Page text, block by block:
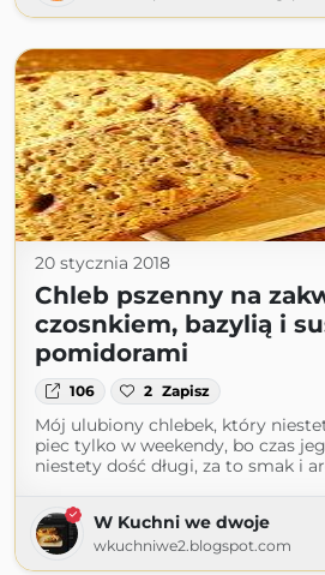
20 stycznia 2018
Chleb pszenny na
czosnkiem, bazylią i
pomidorami
106 2 Zapisz
Mój ulubiony chlebek, który
piec tylko w weekendy, bo czas
niestety dość długi, za to smak i
W Kuchni we dwoje
wkuchniwe2.blogspot.com